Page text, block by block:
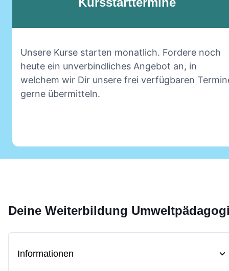
Unsere Kurse starten monatlich. Fordere noch
heute ein unverbindliches Angebot an, in
welchem wir Dir unsere frei verfügbaren
gerne übermitteln.
Deine Weiterbildung
Informationen